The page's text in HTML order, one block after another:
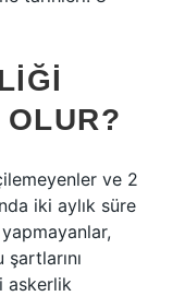
OLUR?
ve 2
iki aylık süre
askerlik